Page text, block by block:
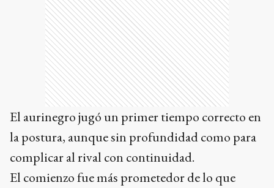
El aurinegro jugó un primer tiempo correcto en
la postura, aunque sin profundidad como para
complicar al rival con continuidad.
El comienzo fue más prometedor de lo que